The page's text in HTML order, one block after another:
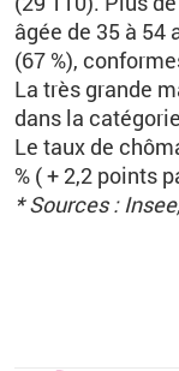
âgée de 35 à
(67 %),
La très grande
dans la
Le taux de
% ( + 2,2 points
* Sources :